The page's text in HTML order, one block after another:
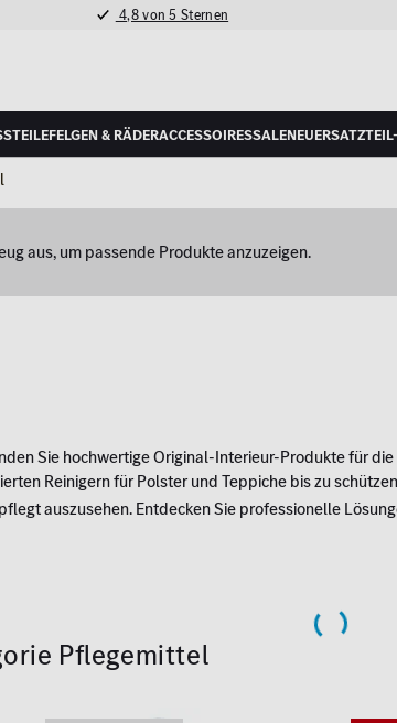
4,8 von 5 Sternen
Felgen & RäderAccessoiresSaleNeu
aus, um passende Produkte anzuzeigen.
Sie hochwertige Original-Interieur-Produkte für
Reinigern für Polster und Teppiche bis zu
auszusehen. Entdecken Sie professionelle
Pflegemittel